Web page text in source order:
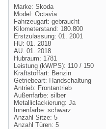
Marke: Skoda
Model: Octavia
Fahrzeugart: gebraucht
Kilometerstand: 180.800
Erstzulassung: 01. 2001
HU: 01. 2018
AU: 01. 2018
Hubraum: 1781
Leistung (kW/PS): 110 / 150
Kraftstoffart: Benzin
Getriebeart: Handschaltung
Antrieb: Frontantrieb
Außenfarbe: silber
Metalliclackierung: Ja
Innenfarbe: schwarz
Anzahl Sitze: 5
Anzahl Türen: 5